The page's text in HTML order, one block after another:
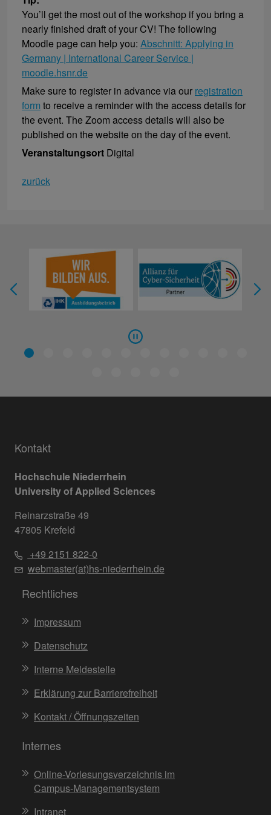
You’ll get the most out of the workshop if you bring a
nearly finished draft of your CV! The following
Moodle page can help you: Abschnitt: Applying in
Germany | International Career Service |
moodle.hsnr.de
Make sure to register in advance via our registration
form to receive a reminder with the access details for
the event. The Zoom access details will also be
published on the website on the day of the event.
Veranstaltungsort Digital
zurück
Kontakt
Hochschule Niederrhein
University of Applied Sciences
Reinarzstraße 49
47805 Krefeld
+49 2151 822-0
webmaster(at)hs-niederrhein.de
Rechtliches
Impressum
Datenschutz
Interne Meldestelle
Erklärung zur Barrierefreiheit
Kontakt / Öffnungszeiten
Internes
Online-Vorlesungsverzeichnis im
Campus-Managementsystem
Intranet